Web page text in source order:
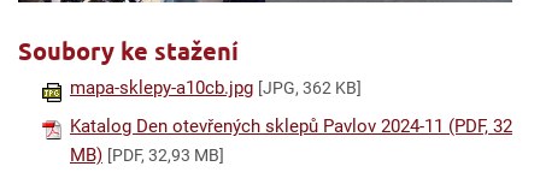
Soubory ke stažení
mapa-sklepy-a10cb.jpg [JPG, 362 KB]
Katalog Den otevřených sklepů Pavlov 2024-11 (PDF, 32
MB) [PDF, 32,93 MB]